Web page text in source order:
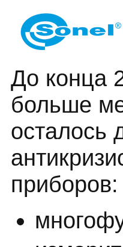
До конца
больше
осталось
приборов: